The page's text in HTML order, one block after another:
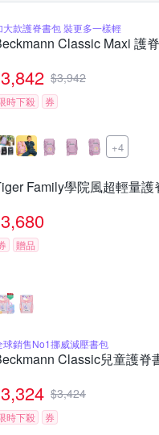
大款護脊書包 裝更多一樣輕
Classic Maxi 護
3,842 $3,942
時下殺 券
+4
Family學院風超輕量護
3,680
贈品
球銷售No1挪威減壓書包
Classic兒童護脊
3,324 $3,424
時下殺 券